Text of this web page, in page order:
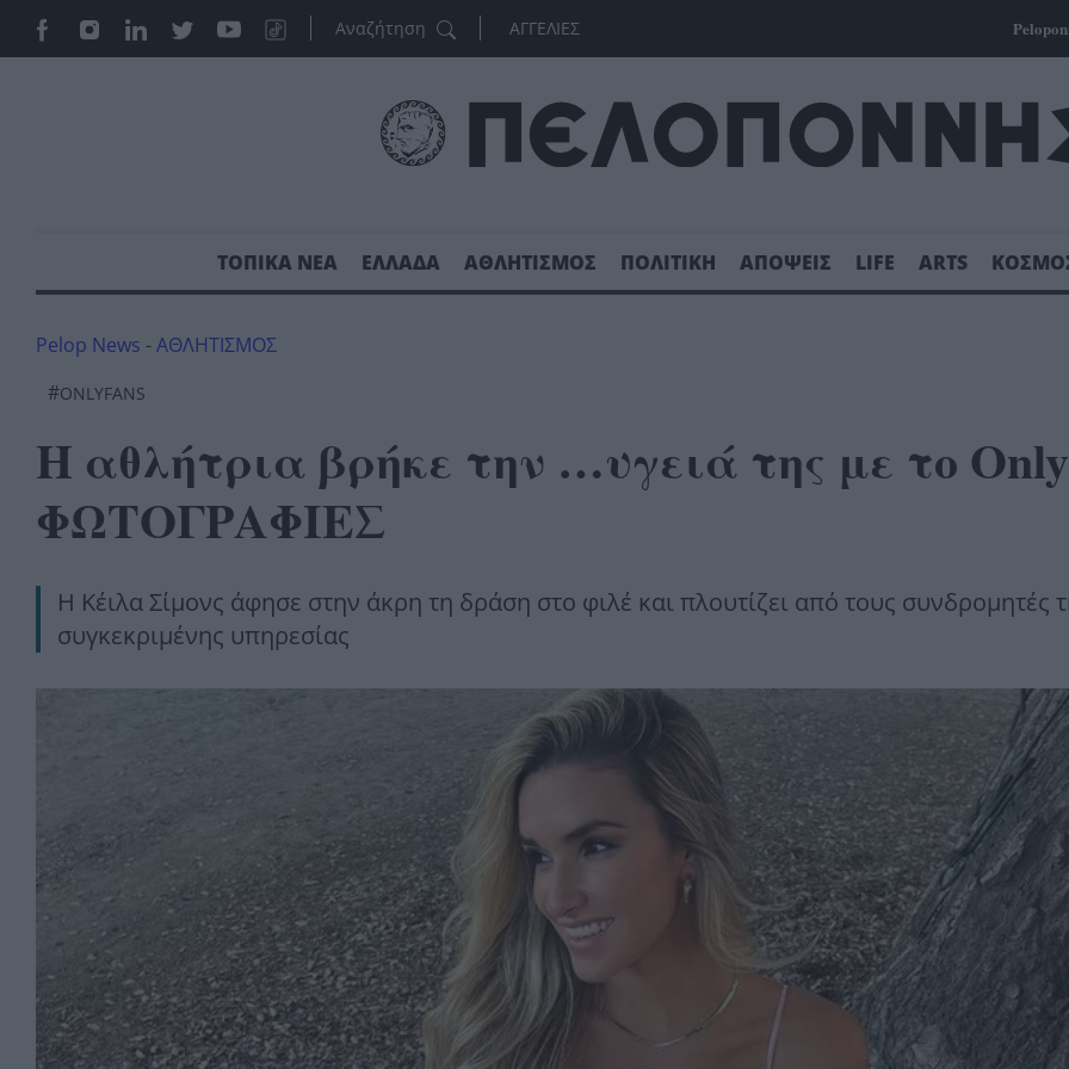
ΑΓΓΕΛΙΕΣ
ΤΟΠΙΚΑ ΝΕΑ ΕΛΛΑΔΑ ΑΘΛΗΤΙΣΜΟΣ ΠΟΛΙΤΙΚΗ ΑΠΟΨΕΙΣ LIFE ARTS
Pelop News -ΑΘΛΗΤΙΣΜΟΣ
#ONLYFANS
Η αθλήτρια βρήκε την …υγειά της με το
ΦΩΤΟΓΡΑΦΙΕΣ
Η Κέιλα Σίμονς άφησε στην άκρη τη δράση στο φιλέ και πλουτίζει από τους συνδρομητές
συγκεκριμένης υπηρεσίας